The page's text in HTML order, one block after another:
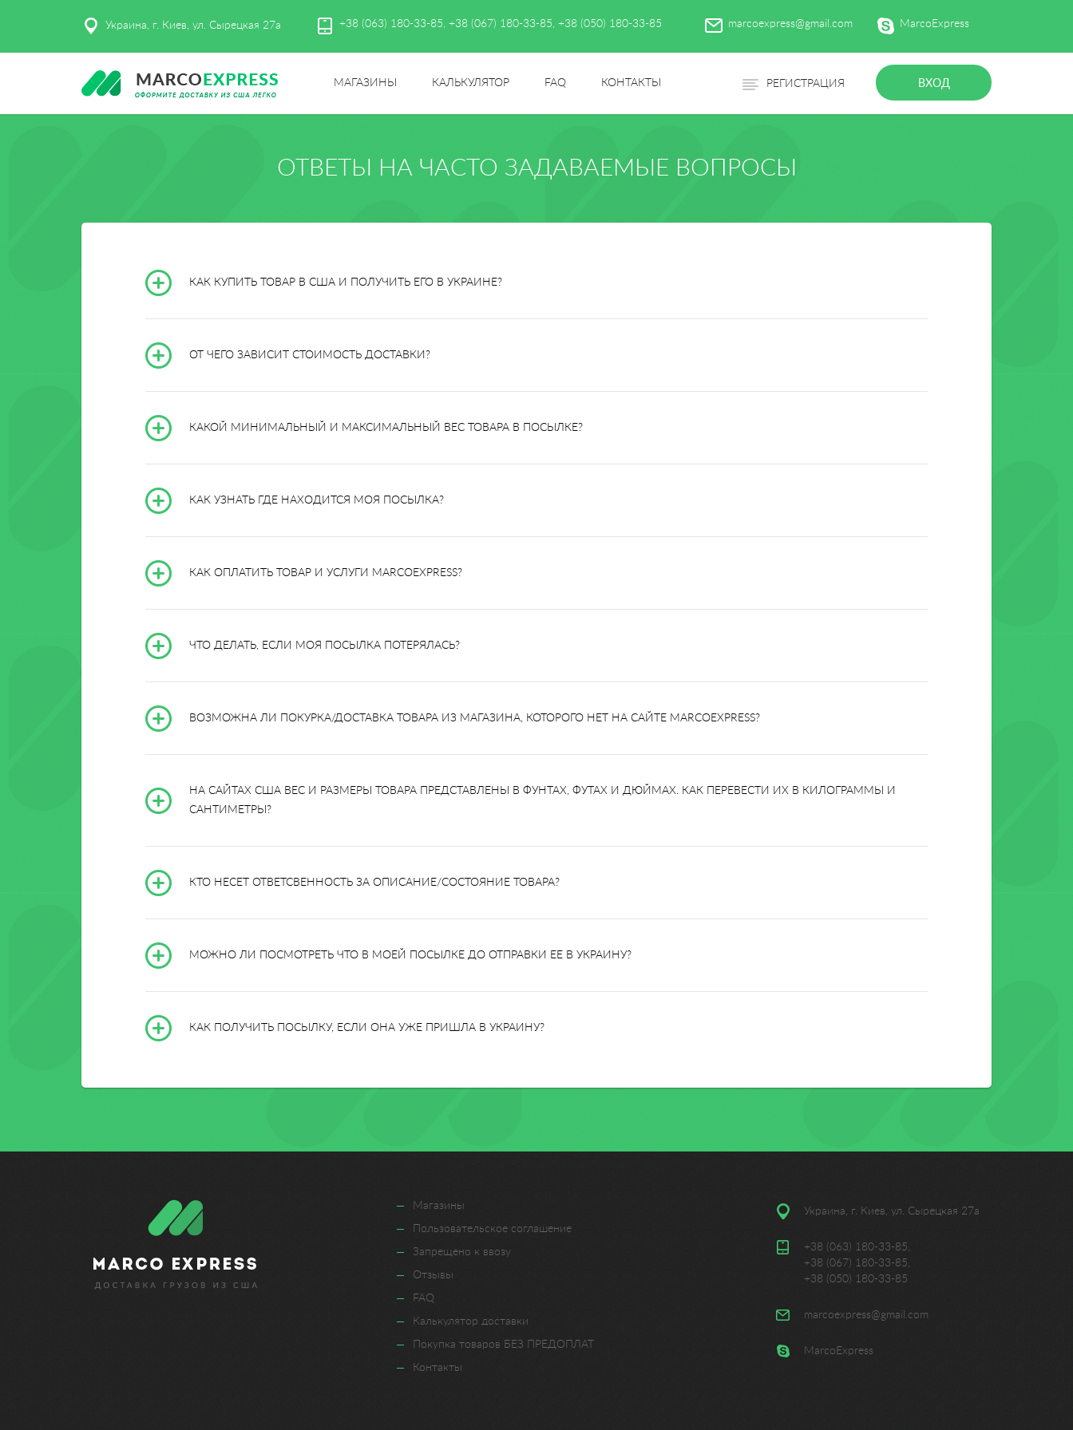
Украина, г. Киев, ул. Сырецкая 27а +38 (063) 180-33-85, +38 (067) 180-33-85, +38 (050) 180-33-85 marcoexpress@gmail.com MarcoExpress
МАГАЗИНЫ КАЛЬКУЛЯТОР FAQ КОНТАКТЫ РЕГИСТРАЦИЯ ВХОД
ОТВЕТЫ НА ЧАСТО ЗАДАВАЕМЫЕ ВОПРОСЫ
КАК КУПИТЬ ТОВАР В США И ПОЛУЧИТЬ ЕГО В УКРАИНЕ?
ОТ ЧЕГО ЗАВИСИТ СТОИМОСТЬ ДОСТАВКИ?
КАКОЙ МИНИМАЛЬНЫЙ И МАКСИМАЛЬНЫЙ ВЕС ТОВАРА В ПОСЫЛКЕ?
КАК УЗНАТЬ ГДЕ НАХОДИТСЯ МОЯ ПОСЫЛКА?
КАК ОПЛАТИТЬ ТОВАР И УСЛУГИ MARCOEXPRESS?
ЧТО ДЕЛАТЬ, ЕСЛИ МОЯ ПОСЫЛКА ПОТЕРЯЛАСЬ?
ВОЗМОЖНА ЛИ ПОКУРКА/ДОСТАВКА ТОВАРА ИЗ МАГАЗИНА, КОТОРОГО НЕТ НА САЙТЕ MARCOEXPRESS?
НА САЙТАХ США ВЕС И РАЗМЕРЫ ТОВАРА ПРЕДСТАВЛЕНЫ В ФУНТАХ, ФУТАХ И ДЮЙМАХ. КАК ПЕРЕВЕСТИ ИХ В КИЛОГРАММЫ И
САНТИМЕТРЫ?
КТО НЕСЕТ ОТВЕТСВЕННОСТЬ ЗА ОПИСАНИЕ/СОСТОЯНИЕ ТОВАРА?
МОЖНО ЛИ ПОСМОТРЕТЬ ЧТО В МОЕЙ ПОСЫЛКЕ ДО ОТПРАВКИ ЕЕ В УКРАИНУ?
КАК ПОЛУЧИТЬ ПОСЫЛКУ, ЕСЛИ ОНА УЖЕ ПРИШЛА В УКРАИНУ?
Магазины
Пользовательское соглашение
Запрещено к ввозу
Отзывы
FAQ
Калькулятор доставки
Покупка товаров БЕЗ ПРЕДОПЛАТ
Контакты
Украина, г. Киев, ул. Сырецкая 27а
+38 (063) 180-33-85,
+38 (067) 180-33-85,
+38 (050) 180-33-85
marcoexpress@gmail.com
MarcoExpress